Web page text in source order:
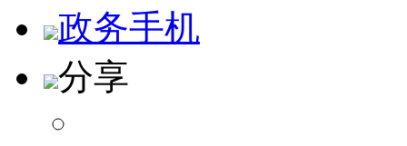
政务手机
分享